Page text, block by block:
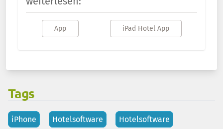
App iPad Hotel App
Tags
iPhone Hotelsoftware Hotelsoftware